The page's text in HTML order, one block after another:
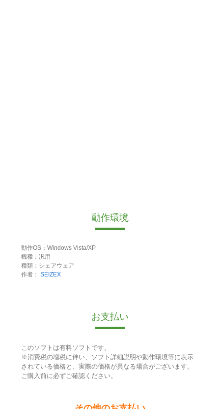
動作環境
動作OS：Windows Vista/XP
機種：汎用
種類：シェアウェア
作者： SEIZEX
お支払い
このソフトは有料ソフトです。
※消費税の増税に伴い、ソフト詳細説明や動作環境等に表示
されている価格と、実際の価格が異なる場合がございます。
ご購入前に必ずご確認ください。